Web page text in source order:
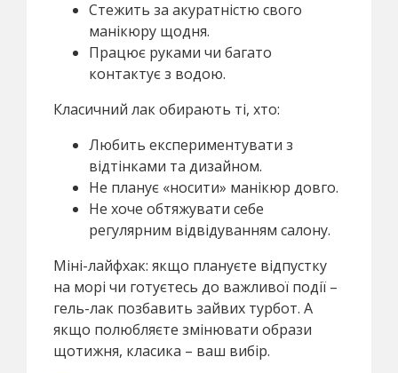
Стежить за акуратністю свого
манікюру щодня.
Працює руками чи багато
контактує з водою.
Класичний лак обирають ті, хто:
Любить експериментувати з
відтінками та дизайном.
Не планує «носити» манікюр довго.
Не хоче обтяжувати себе
регулярним відвідуванням салону.
Міні-лайфхак: якщо плануєте відпустку
на морі чи готуєтесь до важливої події –
гель-лак позбавить зайвих турбот. А
якщо полюбляєте змінювати образи
щотижня, класика – ваш вибір.